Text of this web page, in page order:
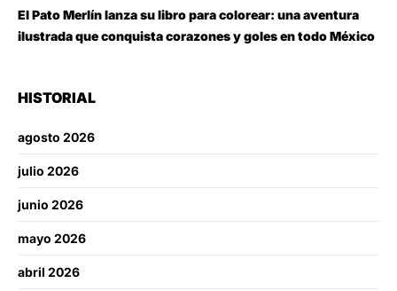
El Pato Merlín lanza su libro para colorear: una aventura
ilustrada que conquista corazones y goles en todo México
HISTORIAL
agosto 2026
julio 2026
junio 2026
mayo 2026
abril 2026